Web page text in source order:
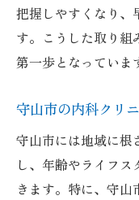
把握しやすくなり、
す。こうした取り組
第一歩となっていま
守山市の内科クリ
守山市には地域に根
し、年齢やライフ
きます。特に、守